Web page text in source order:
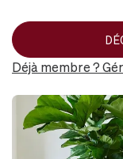
Déjà membre ?